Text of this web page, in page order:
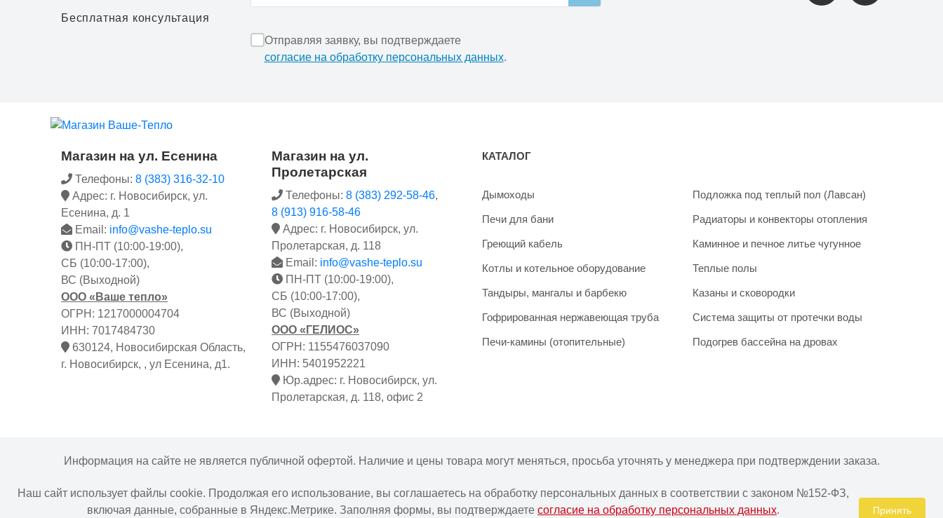
Бесплатная консультация
Отправляя заявку, вы подтверждаете
согласие на обработку персональных данных.
Магазин на ул. Есенина
Телефоны: 8 (383) 316-32-10
Адрес: г. Новосибирск, ул.
Есенина, д. 1
Email: info@vashe-teplo.su
ПН-ПТ (10:00-19:00),
СБ (10:00-17:00),
ВС (Выходной)
ООО «Ваше тепло»
ОГРН: 1217000004704
ИНН: 7017484730
630124, Новосибирская Область,
г. Новосибирск, , ул Есенина, д1.
Магазин на ул.
Пролетарская
Телефоны: 8 (383) 292-58-46,
8 (913) 916-58-46
Адрес: г. Новосибирск, ул.
Пролетарская, д. 118
Email: info@vashe-teplo.su
ПН-ПТ (10:00-19:00),
СБ (10:00-17:00),
ВС (Выходной)
ООО «ГЕЛИОС»
ОГРН: 1155476037090
ИНН: 5401952221
Юр.адрес: г. Новосибирск, ул.
Пролетарская, д. 118, офис 2
КАТАЛОГ
Дымоходы
Печи для бани
Греющий кабель
Котлы и котельное оборудование
Тандыры, мангалы и барбекю
Гофрированная нержавеющая труба
Печи-камины (отопительные)
Подложка под теплый пол (Лавсан)
Радиаторы и конвекторы отопления
Каминное и печное литье чугунное
Теплые полы
Казаны и сковородки
Система защиты от протечки воды
Подогрев бассейна на дровах
Информация на сайте не является публичной офертой. Наличие и цены товара могут меняться, просьба уточнять у менеджера при подтверждении заказа.
Интернет-магазин "Ваше тепло" © | 2015 - 2026
Политика в отношении обработки персональных данных
Наш сайт использует файлы cookie. Продолжая его использование, вы соглашаетесь на обработку персональных данных в соответствии с законом №152-ФЗ,
включая данные, собранные в Яндекс.Метрике. Заполняя формы, вы подтверждаете согласие на обработку персональных данных. Принять